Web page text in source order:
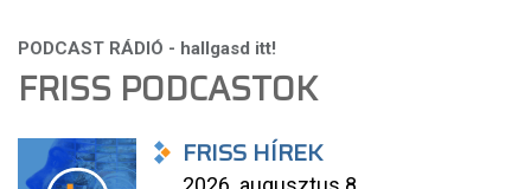
FRISS PODCASTOK
FRISS HÍREK